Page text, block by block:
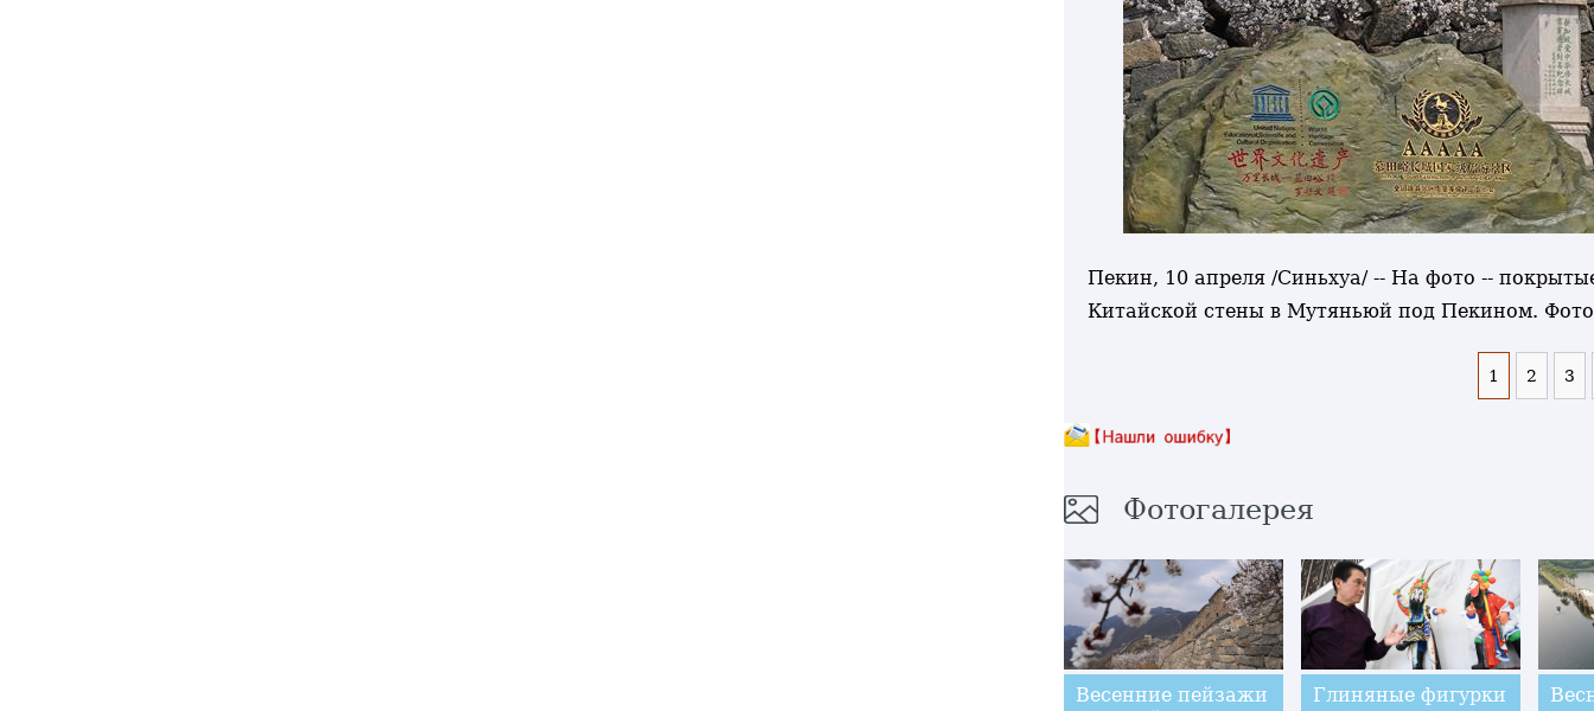
Пекин, 10 апреля /Синьхуа/ -- На фото --
Китайской стены в Мутяньюй под Пекином.
1 2 3
Фотогалерея
Весенние пейзажи
Глиняные фигурки